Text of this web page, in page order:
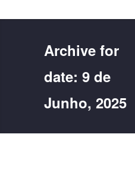
Archive for
date: 9 de
Junho, 2025